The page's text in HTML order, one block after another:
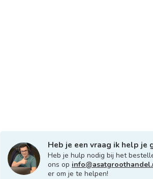
Heb je een vraag ik help je
Heb je hulp nodig bij het
ons op
er om je te helpen!